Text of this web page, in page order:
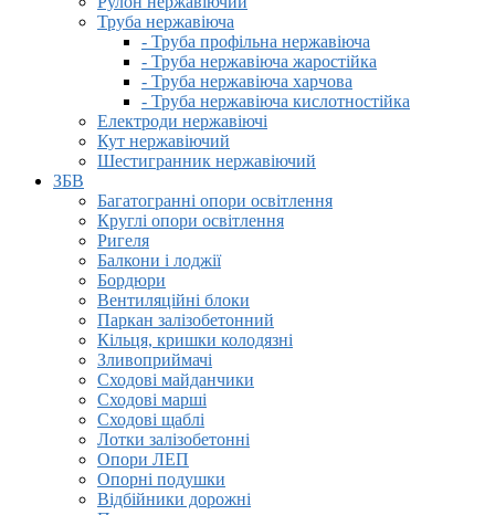
Труба нержавіюча
- Труба профільна нержавіюча
- Труба нержавіюча жаростійка
- Труба нержавіюча харчова
- Труба нержавіюча кислотностійка
Електроди нержавіючі
Кут нержавіючий
Шестигранник нержавіючий
ЗБВ
Багатогранні опори освітлення
Круглі опори освітлення
Ригеля
Балкони і лоджії
Бордюри
Вентиляційні блоки
Паркан залізобетонний
Кільця, кришки колодязні
Зливоприймачі
Сходові майданчики
Сходові марші
Сходові щаблі
Лотки залізобетонні
Опори ЛЕП
Опорні подушки
Відбійники дорожні